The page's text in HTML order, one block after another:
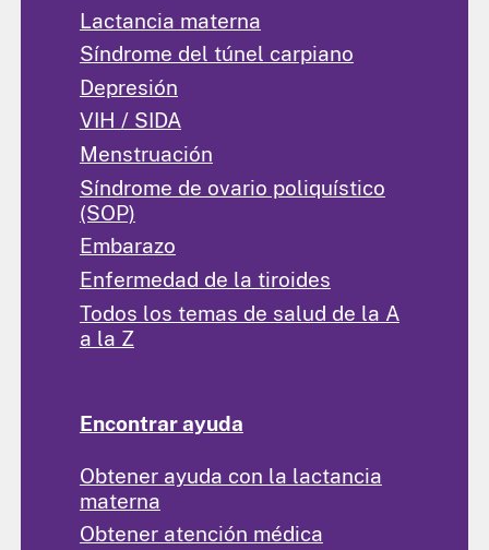
Lactancia materna
Síndrome del túnel carpiano
Depresión
VIH / SIDA
Menstruación
Síndrome de ovario poliquístico
(SOP)
Embarazo
Enfermedad de la tiroides
Todos los temas de salud de la A
a la Z
Encontrar ayuda
Obtener ayuda con la lactancia
materna
Obtener atención médica